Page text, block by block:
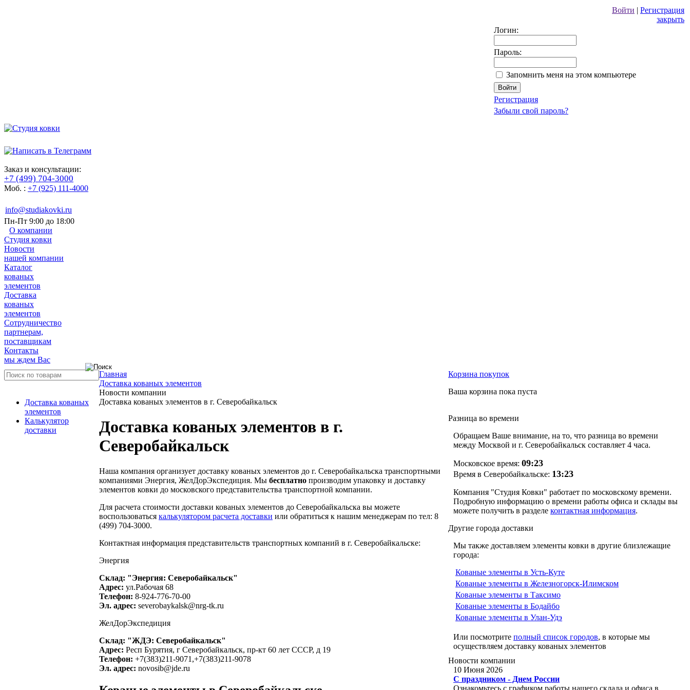
Войти | Регистрация
закрыть
Логин:
Пароль:
Запомнить меня на этом компьютере
Регистрация
Забыли свой пароль?
Заказ и консультации:
+7 (499) 704-3000
Моб. : +7 (925) 111-4000
info@studiakovki.ru
Пн-Пт 9:00 до 18:00
О компании
Студия ковки
Новости
нашей компании
Каталог
кованых
элементов
Доставка
кованых
элементов
Сотрудничество
партнерам,
поставщикам
Контакты
мы ждем Вас
Доставка кованых
элементов
Калькулятор
доставки
Главная
Доставка кованых элементов
Новости компании
Доставка кованых элементов в г. Северобайкальск
Доставка кованых элементов в г.
Северобайкальск
Наша компания организует доставку кованых элементов до г. Северобайкальска транспортными
компаниями Энергия, ЖелДорЭкспедиция. Мы бесплатно производим упаковку и доставку
элементов ковки до московского представительства транспортной компании.
Для расчета стоимости доставки кованых элементов до Северобайкальска вы можете
воспользоваться калькулятором расчета доставки или обратиться к нашим менеджерам по тел: 8
(499) 704-3000.
Контактная информация представительств транспортных компаний в г. Северобайкальске:
Энергия
Склад: "Энергия: Северобайкальск"
Адрес: ул.Рабочая 68
Телефон: 8-924-776-70-00
Эл. адрес: severobaykalsk@nrg-tk.ru
ЖелДорЭкспедиция
Склад: "ЖДЭ: Северобайкальск"
Адрес: Респ Бурятия, г Северобайкальск, пр-кт 60 лет СССР, д 19
Телефон: +7(383)211-9071,+7(383)211-9078
Эл. адрес: novosib@jde.ru
Корзина покупок
Ваша корзина пока пуста
Разница во времени
Обращаем Ваше внимание, на то, что разница во времени
между Москвой и г. Северобайкальск составляет 4 часа.
Московское время: 09:23
Время в Северобайкальске: 13:23
Компания "Студия Ковки" работает по московскому времени.
Подробную информацию о времени работы офиса и склады вы
можете получить в разделе контактная информация.
Другие города доставки
Мы также доставляем элементы ковки в другие близлежащие
города:
Кованые элементы в Усть-Куте
Кованые элементы в Железногорск-Илимском
Кованые элементы в Таксимо
Кованые элементы в Бодайбо
Кованые элементы в Улан-Удэ
Или посмотрите полный список городов, в которые мы
осуществляем доставку кованых элементов
Новости компании
10 Июня 2026
С праздником - Днем России
Ознакомьтесь с графиком работы нашего склада и офиса в